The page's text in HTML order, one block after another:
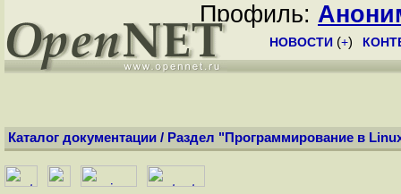
Профиль:
НОВОСТИ (+)
Каталог документации / Раздел "Программирование в